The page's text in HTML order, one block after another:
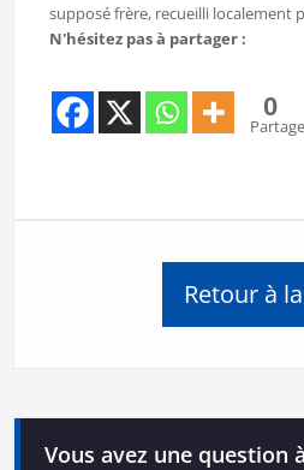
supposé frère, recueilli localement
N'hésitez pas à partager :
0
Retour à
Vous avez une question